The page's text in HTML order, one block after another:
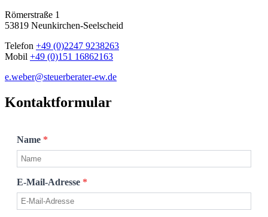
Römerstraße 1
53819 Neunkirchen-Seelscheid
Telefon +49 (0)2247 9238263
Mobil +49 (0)151 16862163
e.weber@steuerberater-ew.de
Kontaktformular
Name *
E-Mail-Adresse *